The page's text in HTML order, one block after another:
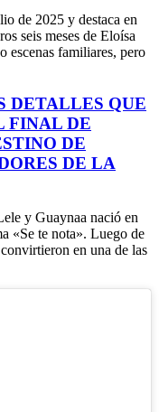
de 2025 y destaca en
seis meses de Eloísa
escenas familiares, pero
DETALLES QUE
FINAL DE
DE
DE LA
y Guaynaa nació en
«Se te nota». Luego de
en una de las